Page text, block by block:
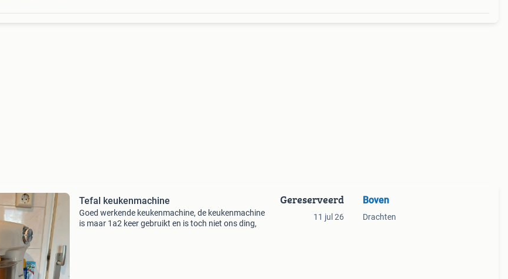
Tefal keukenmachine
Goed werkende keukenmachine, de keukenmachine
is maar 1a2 keer gebruikt en is toch niet ons ding,
Gereserveerd
11 jul 26
Boven
Drachten